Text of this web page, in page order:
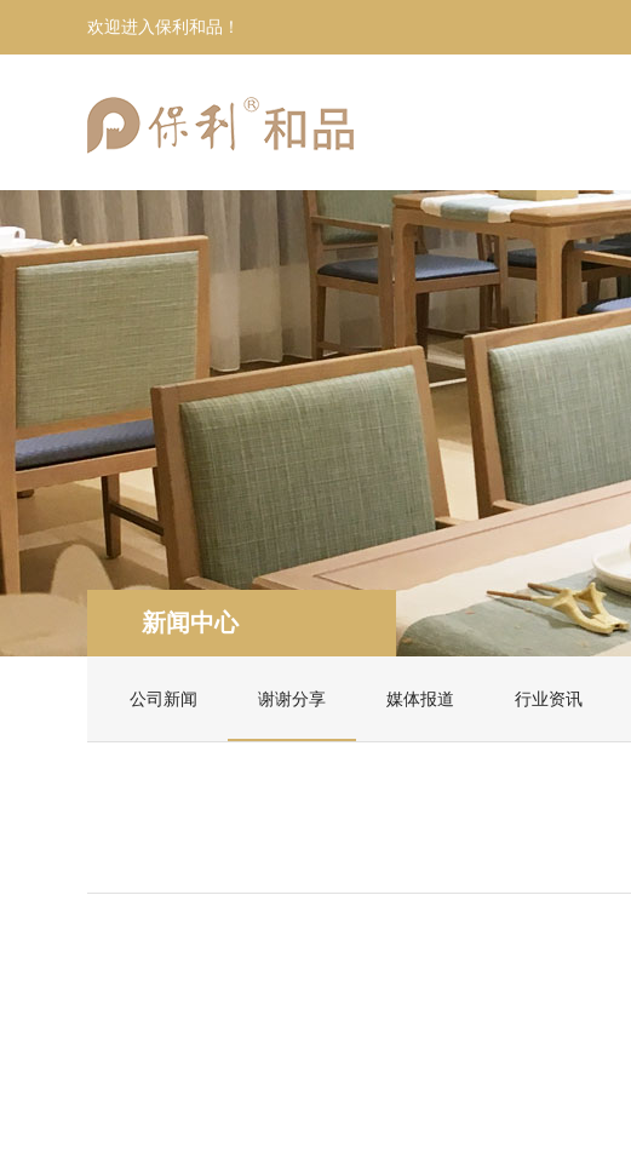
欢迎进入保利和品！
新闻中心
公司新闻 谢谢分享 媒体报道 行业资讯